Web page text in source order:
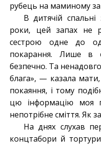
рубець на маминому
В дитячій
роки, цей запах не
сестрою одне до
покарання. Лише в
безпечно. Та
блага», — казала
покаяння, і тому
цю інформацію моя
непотрібне сміття. Як
На днях слухав
концтабори й